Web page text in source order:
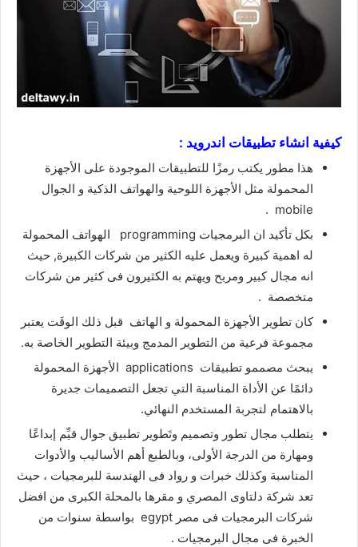
كيفية انشاء تطبيقات اندرويد :
هذا مطور يكتب رمزًا للتطبيقات الموجودة على الأجهزة
المحمولة مثل الأجهزة اللوحية والهواتف الذكية و الجوال
mobile .
بكل تأكيد ان البرمجيات programming الهواتف المحمولة
له اهمية كبيرة ويعمل عليه الكثير من شركات الكبيرة, حيث
انه مجال كبير ومربح ويهتم به الكثيرون فى كثير من شركات
متخصصة .
كان تطوير الأجهزة المحمولة و الهاتف قبل ذلك الوقَت يعتبر
مجموعة فرعية من التطوير المدمج وبيئة التطوير الخاصة به.
يبحث مصممو تطبيقات applications الأجهزة المحمولة
دائمًا عن الأداة المناسبة التي تجعل التصميمات جديرة
بالاهتمام لتجربة المستخدم النهائي.
يتطلب مجال تطور وتصميم وتَطوير تطبيق جوال قيِّم إبداعًا
ومهارة من الدرجة الأولى، وبالطبع أهم الأساليب والأدوات
المناسبة وكذلك خبرات و رواد فى الهندسة للبرمجيات ، حيث
تعد شركة دلتاوى المصري و مقرها بالمحلة الكبرى من افضل
شركات البرمجيات فى مصر egypt بواسطة سنوات من
الخبرة فى مجال البرمجيات .